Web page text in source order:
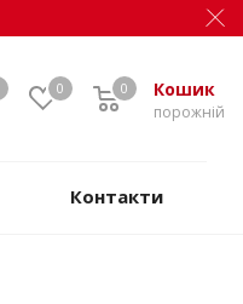
0 Кошик
порожній
0
Контакти